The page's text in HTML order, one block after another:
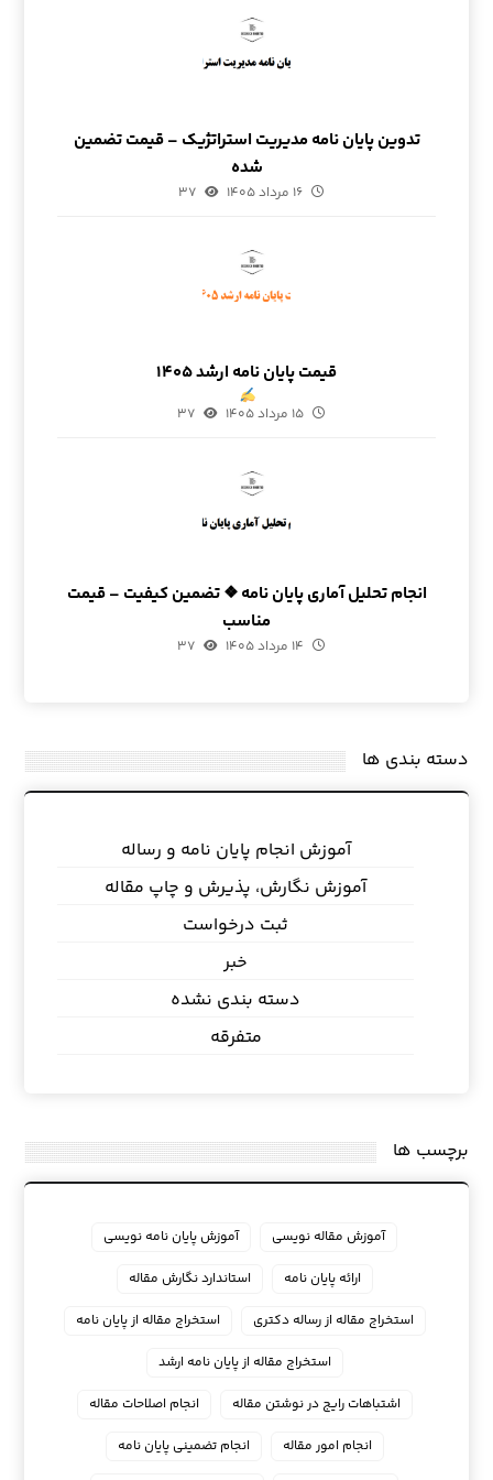
تدوین پایان نامه مدیریت استراتژیک – قیمت تضمین
شده
۱۶ مرداد ۱۴۰۵ ۳۷
قیمت پایان نامه ارشد ۱۴۰۵
۱۵ مرداد ۱۴۰۵ ۳۷
انجام تحلیل آماری پایان نامه ❖ تضمین کیفیت – قیمت
مناسب
۱۴ مرداد ۱۴۰۵ ۳۷
دسته بندی ها
آموزش انجام پایان نامه و رساله
آموزش نگارش، پذیرش و چاپ مقاله
ثبت درخواست
خبر
دسته بندی نشده
متفرقه
برچسب ها
آموزش مقاله نویسی
آموزش پایان نامه نویسی
ارائه پایان نامه
استاندارد نگارش مقاله
استخراج مقاله از رساله دکتری
استخراج مقاله از پایان نامه
استخراج مقاله از پایان نامه ارشد
اشتباهات رایج در نوشتن مقاله
انجام اصلاحات مقاله
انجام امور مقاله
انجام تضمینی پایان نامه